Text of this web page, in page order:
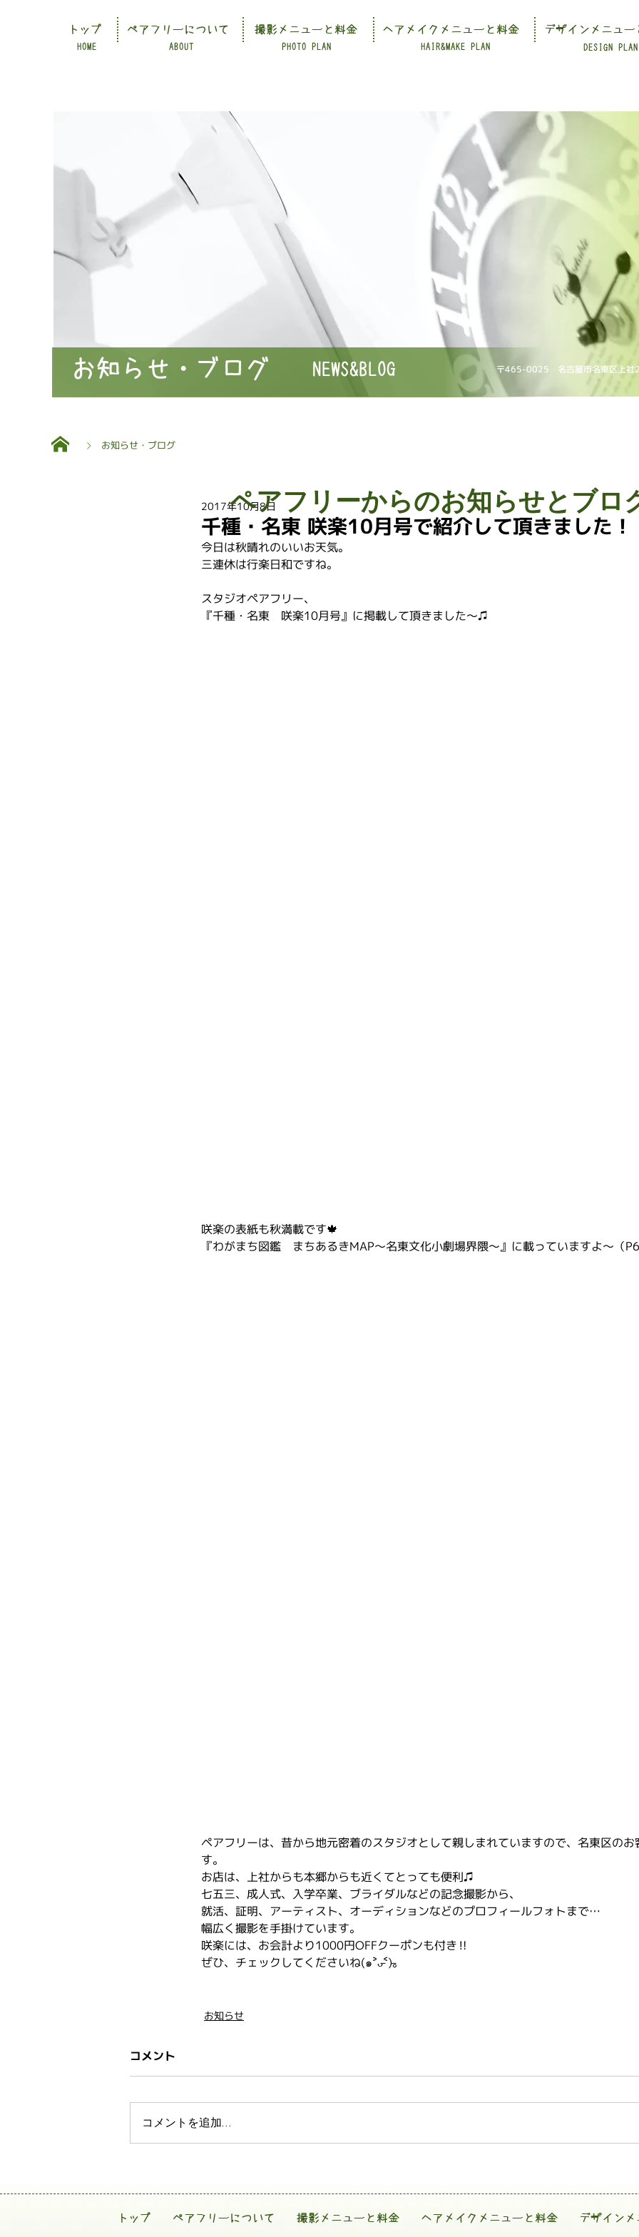
HOME ABOUT PHOTO PLAN HAIR&MAKE PLAN DESIGN PLAN
トップ ペアフリーについて 撮影メニューと料金 ヘアメイクメニューと料金 デザインメニュー
〒465-0025 名古屋市名東区上社
NEWS&BLOG
お知らせ・ブログ
お知らせ・ブログ
千種・名東 咲楽10月号で紹介して頂きました！
2017年10月8日
今日は秋晴れのいいお天気。
三連休は行楽日和ですね。
スタジオペアフリー、
『千種・名東　咲楽10月号』に掲載して頂きました〜♫
咲楽の表紙も秋満載です🍁
『わがまち図鑑　まちあるきMAP〜名東文化小劇場界隈〜』に載っていますよ〜（
ペアフリーは、昔から地元密着のスタジオとして親しまれていますので、名東区の
す。
お店は、上社からも本郷からも近くてとっても便利♫
七五三、成人式、入学卒業、ブライダルなどの記念撮影から、
就活、証明、アーティスト、オーディションなどのプロフィールフォトまで…
幅広く撮影を手掛けています。
咲楽には、お会計より1000円OFFクーポンも付き‼️
ぜひ、チェックしてくださいね(๑˃̵ᴗ˂̵)。
お知らせ
コメント
コメントを追加…
ペアフリーからのお知らせとブロ
トップ ペアフリーについて 撮影メニューと料金 ヘアメイクメニューと料金 デザイン